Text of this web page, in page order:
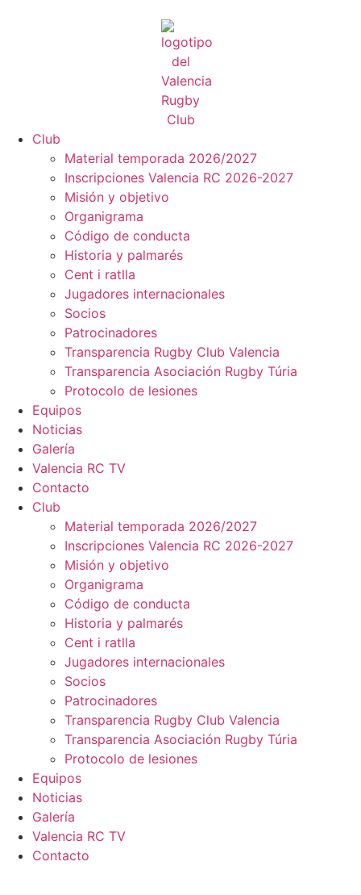
Club
Material temporada 2026/2027
Inscripciones Valencia RC 2026-2027
Misión y objetivo
Organigrama
Código de conducta
Historia y palmarés
Cent i ratlla
Jugadores internacionales
Socios
Patrocinadores
Transparencia Rugby Club Valencia
Transparencia Asociación Rugby Túria
Protocolo de lesiones
Equipos
Noticias
Galería
Valencia RC TV
Contacto
Club
Material temporada 2026/2027
Inscripciones Valencia RC 2026-2027
Misión y objetivo
Organigrama
Código de conducta
Historia y palmarés
Cent i ratlla
Jugadores internacionales
Socios
Patrocinadores
Transparencia Rugby Club Valencia
Transparencia Asociación Rugby Túria
Protocolo de lesiones
Equipos
Noticias
Galería
Valencia RC TV
Contacto